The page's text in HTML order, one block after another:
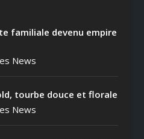
familiale devenu empire
News
tourbe douce et florale
News